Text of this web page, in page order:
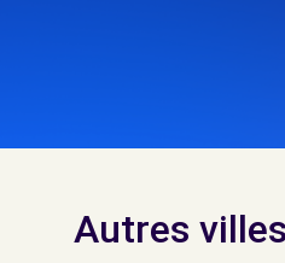
Autres